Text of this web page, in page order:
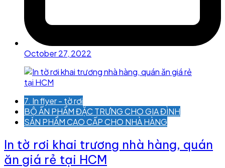
October 27, 2022
7. In flyer - tờ rơi
BỘ ẤN PHẨM ĐẶC TRƯNG CHO GIA ĐÌNH
SẢN PHẨM CAO CẤP CHO NHÀ HÀNG
In tờ rơi khai trương nhà hàng, quán
ăn giá rẻ tại HCM